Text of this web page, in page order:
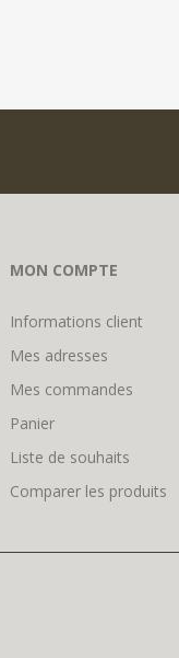
MON COMPTE
Informations client
Mes adresses
Mes commandes
Panier
Liste de souhaits
Comparer les produits